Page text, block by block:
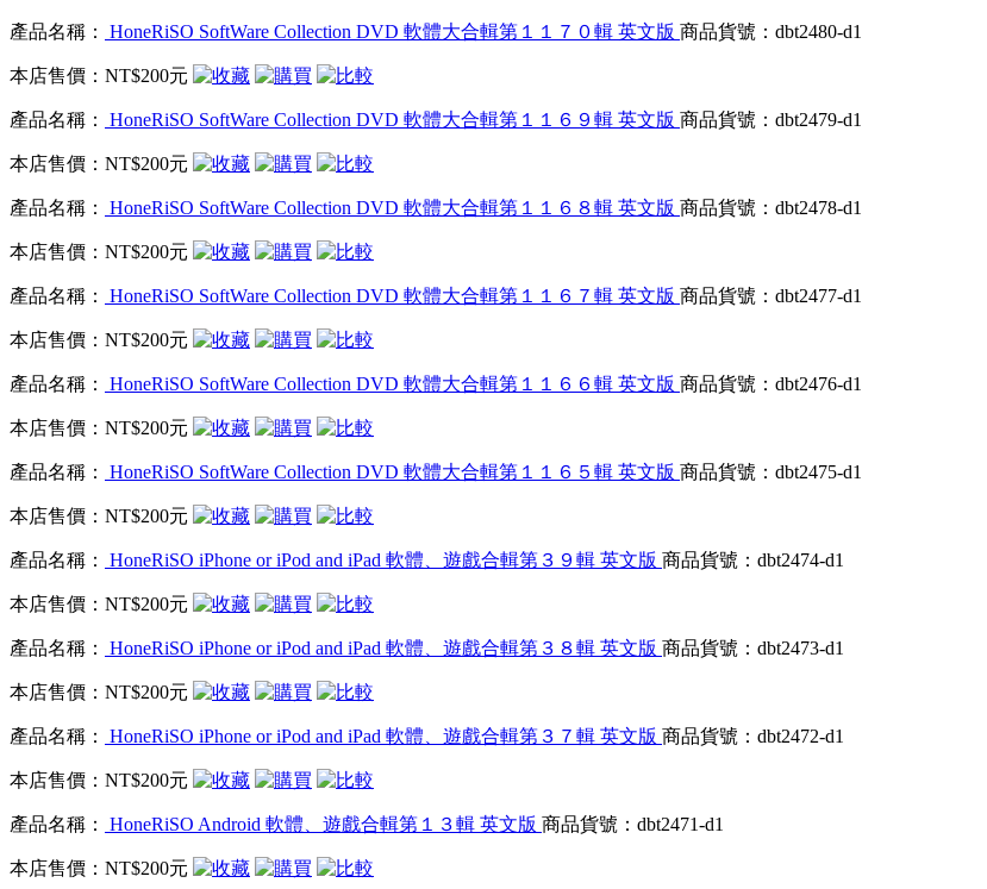
產品名稱： HoneRiSO SoftWare Collection DVD 軟體大合輯第１１７０輯 英文版 商品貨號：dbt2480-d1
本店售價： NT$200元
產品名稱： HoneRiSO SoftWare Collection DVD 軟體大合輯第１１６９輯 英文版 商品貨號：dbt2479-d1
本店售價： NT$200元
產品名稱： HoneRiSO SoftWare Collection DVD 軟體大合輯第１１６８輯 英文版 商品貨號：dbt2478-d1
本店售價： NT$200元
產品名稱： HoneRiSO SoftWare Collection DVD 軟體大合輯第１１６７輯 英文版 商品貨號：dbt2477-d1
本店售價： NT$200元
產品名稱： HoneRiSO SoftWare Collection DVD 軟體大合輯第１１６６輯 英文版 商品貨號：dbt2476-d1
本店售價： NT$200元
產品名稱： HoneRiSO SoftWare Collection DVD 軟體大合輯第１１６５輯 英文版 商品貨號：dbt2475-d1
本店售價： NT$200元
產品名稱： HoneRiSO iPhone or iPod and iPad 軟體、遊戲合輯第３９輯 英文版 商品貨號：dbt2474-d1
本店售價： NT$200元
產品名稱： HoneRiSO iPhone or iPod and iPad 軟體、遊戲合輯第３８輯 英文版 商品貨號：dbt2473-d1
本店售價： NT$200元
產品名稱： HoneRiSO iPhone or iPod and iPad 軟體、遊戲合輯第３７輯 英文版 商品貨號：dbt2472-d1
本店售價： NT$200元
產品名稱： HoneRiSO Android 軟體、遊戲合輯第１３輯 英文版 商品貨號：dbt2471-d1
本店售價： NT$200元